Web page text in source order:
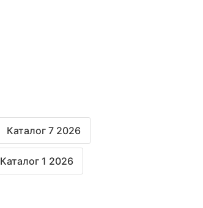
Каталог 7 2026
Каталог 1 2026